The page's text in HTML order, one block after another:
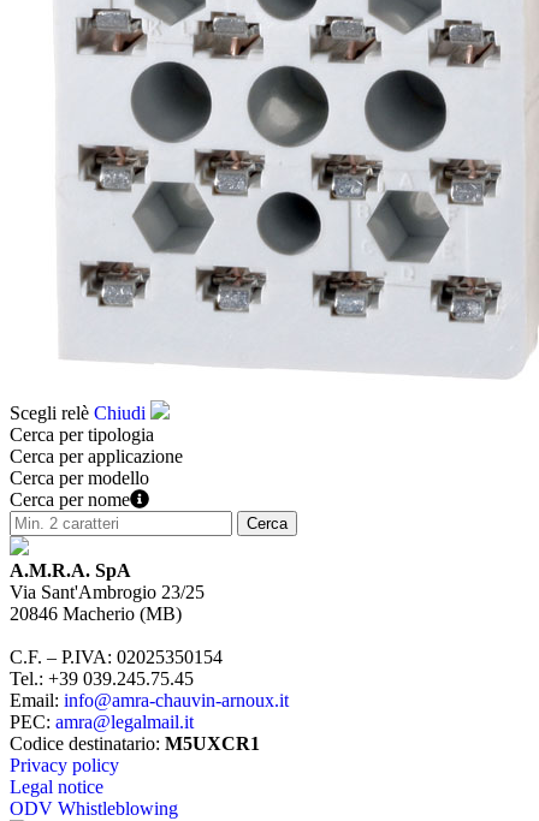
Scegli relè Chiudi
Cerca per tipologia
Cerca per applicazione
Cerca per modello
Cerca per nome
A.M.R.A. SpA
Via Sant'Ambrogio 23/25
20846 Macherio (MB)
C.F. – P.IVA: 02025350154
Tel.: +39 039.245.75.45
Email: info@amra-chauvin-arnoux.it
PEC: amra@legalmail.it
Codice destinatario: M5UXCR1
Privacy policy
Legal notice
ODV Whistleblowing